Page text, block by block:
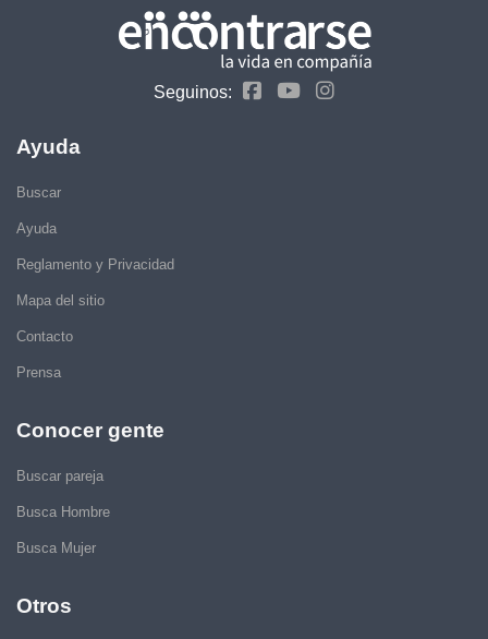
Seguinos:
Ayuda
Buscar
Ayuda
Reglamento y Privacidad
Mapa del sitio
Contacto
Prensa
Conocer gente
Buscar pareja
Busca Hombre
Busca Mujer
Otros